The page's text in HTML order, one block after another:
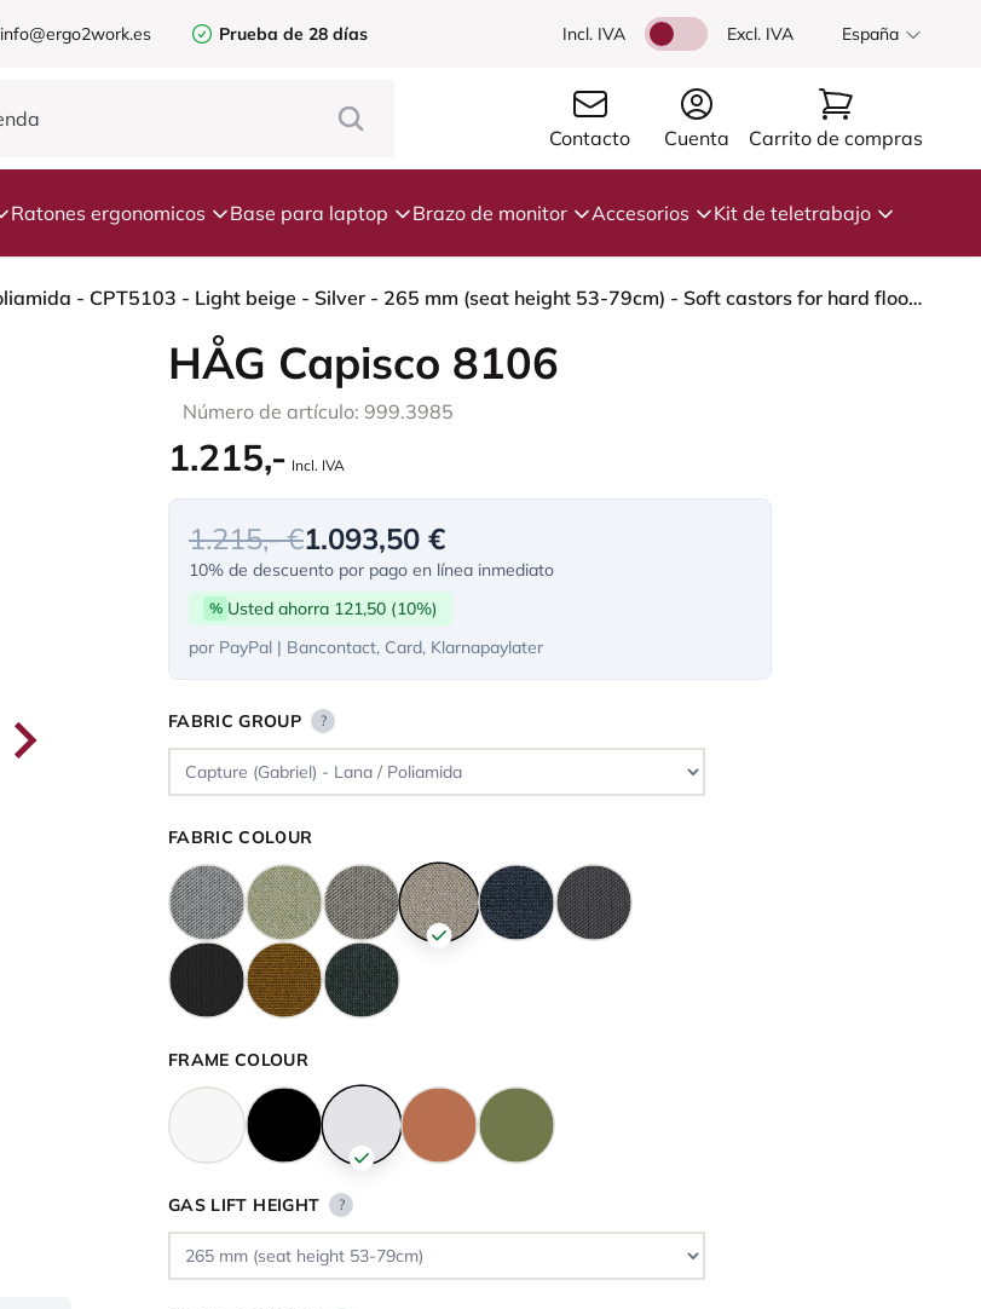
info@ergo2work.es Prueba de 28 días Incl. IVA Excl. IVA España
Contacto Cuenta Carrito de compras
Ratones ergonomicos Base para laptop Brazo de monitor Accesorios Kit de teletrabajo
HÅG Capisco 8106 - Capture (Gabriel) - Lana / Poliamida - CPT5103 - Light beige - Silver - 265 mm (seat height 53-79cm) - Soft castors for hard floors
HÅG Capisco 8106
Número de artículo: 999.3985
1.215,- Incl. IVA
1.215,- €1.093,50 €
10% de descuento por pago en línea inmediato
% Usted ahorra 121,50 (10%)
por PayPal | Bancontact, Card, Klarnapaylater
FABRIC GROUP ?
FABRIC COLOUR
FRAME COLOUR
GAS LIFT HEIGHT ?